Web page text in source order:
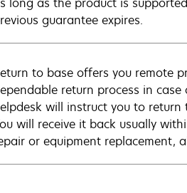
guarantee expires.
to base offers you remote
return process in
will instruct you to
will receive it back usually
or equipment replacement,